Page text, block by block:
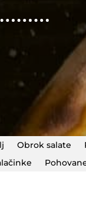
Obrok salate